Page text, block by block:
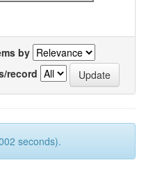
by
record
seconds).